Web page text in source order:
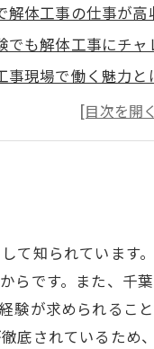
解体工事の仕事が高
でも解体工事にチャ
事現場で働く魅力と
事で得られるスキル
解体工事現場で働
て知られていま
らです。また、
験が求められる
底されているた